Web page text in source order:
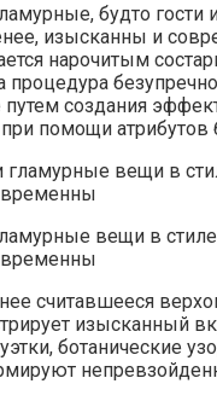
будто гости
изысканны и
нарочитым
процедура
создания
помощи атрибутов
вещи в
считавшееся
изысканный
ботанические